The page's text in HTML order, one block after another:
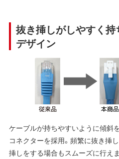
抜き挿しがしやすく
デザイン
ケーブルが持ちやすいように傾斜
コネクターを採用。頻繁に抜き挿
挿しをする場合もスムーズに行えま